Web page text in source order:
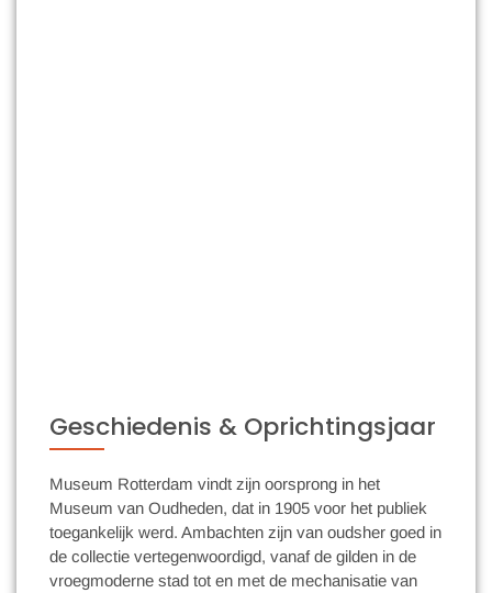
Geschiedenis & Oprichtingsjaar
Museum Rotterdam vindt zijn oorsprong in het
Museum van Oudheden, dat in 1905 voor het publiek
toegankelijk werd. Ambachten zijn van oudsher goed in
de collectie vertegenwoordigd, vanaf de gilden in de
vroegmoderne stad tot en met de mechanisatie van